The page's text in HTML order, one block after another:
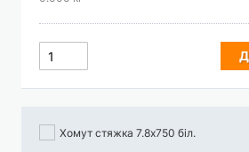
Хомут стяжка 7.8х750 біл.